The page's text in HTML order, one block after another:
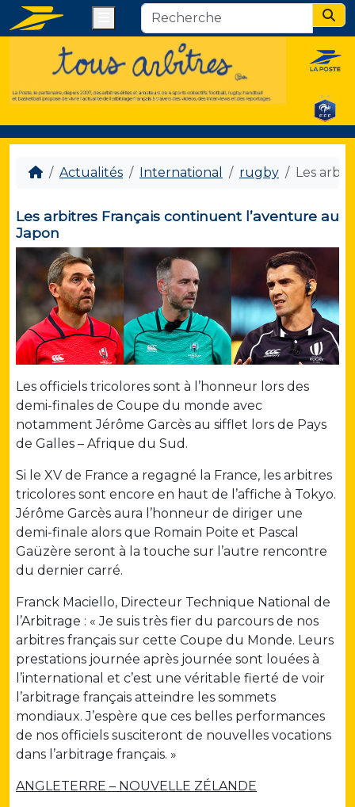
Actualités International rugby Les
Les arbitres Français continuent l’aventure au
Japon
Les officiels tricolores sont à l’honneur lors des
demi-finales de Coupe du monde avec
notamment Jérôme Garcès au sifflet lors de Pays
de Galles – Afrique du Sud.
Si le XV de France a regagné la France, les arbitres
tricolores sont encore en haut de l’affiche à Tokyo.
Jérôme Garcès aura l’honneur de diriger une
demi-finale alors que Romain Poite et Pascal
Gaüzère seront à la touche sur l’autre rencontre
du dernier carré.
Franck Maciello, Directeur Technique National de
l’Arbitrage : « Je suis très fier du parcours de nos
arbitres français sur cette Coupe du Monde. Leurs
prestations journée après journée sont louées à
l’international et c’est une véritable fierté de voir
l’arbitrage français atteindre les sommets
mondiaux. J’espère que ces belles performances
de nos officiels susciteront de nouvelles vocations
dans l’arbitrage français. »
ANGLETERRE – NOUVELLE ZÉLANDE